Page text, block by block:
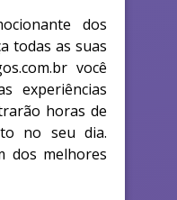
dos
todas as suas
você
experiências
horas de
no seu dia.
dos melhores